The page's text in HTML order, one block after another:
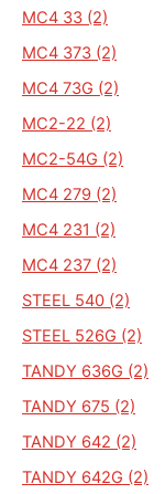
MC4 33 (2)
MC4 373 (2)
MC4 73G (2)
MC2-22 (2)
MC2-54G (2)
MC4 279 (2)
MC4 231 (2)
MC4 237 (2)
STEEL 540 (2)
STEEL 526G (2)
TANDY 636G (2)
TANDY 675 (2)
TANDY 642 (2)
TANDY 642G (2)